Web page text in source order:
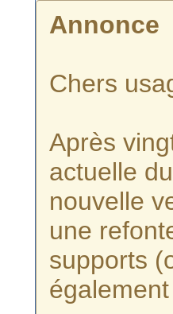
Annonce
Chers
Après
actuelle
nouvelle
une
supports